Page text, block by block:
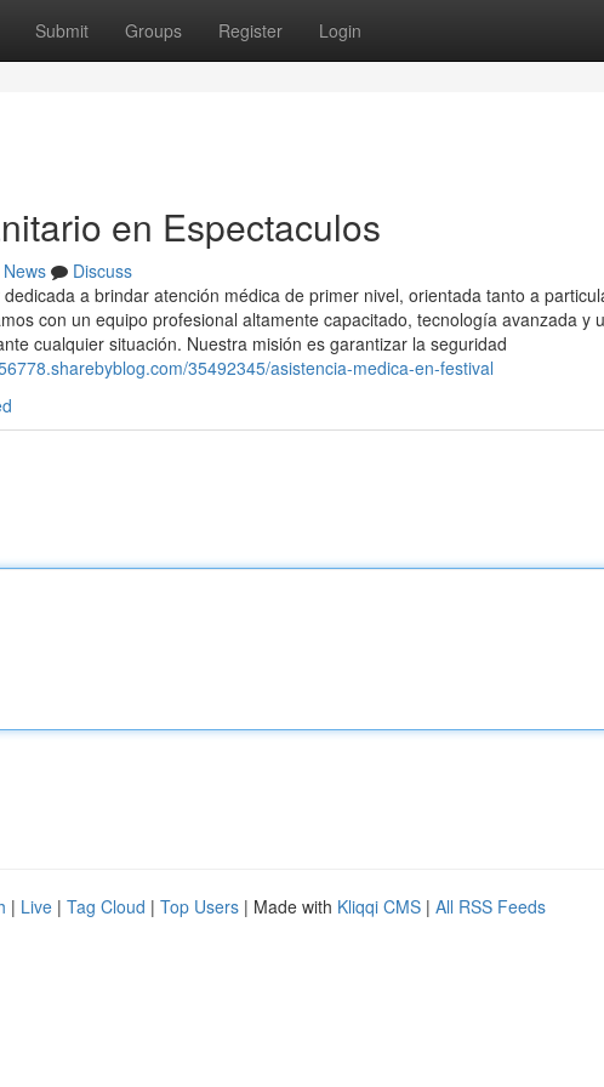
Submit Groups Register Login
en Espectaculos
News
Discuss
a brindar atención médica de primer nivel, orientada tanto a
con un equipo profesional altamente capacitado, tecnología avanzada y
cualquier situación. Nuestra misión es garantizar la seguridad
35492345/asistencia-medica-en-festival
| Live | Tag Cloud | Top Users | Made with Kliqqi CMS | All RSS Feeds